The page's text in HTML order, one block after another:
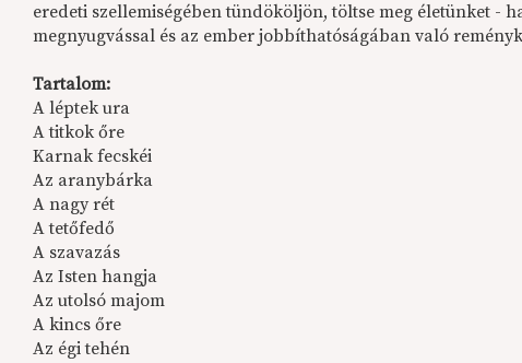
eredeti szellemiségében tündököljön, töltse meg életünket -
megnyugvással és az ember jobbíthatóságában való
Tartalom:
A léptek ura
A titkok őre
Karnak fecskéi
Az aranybárka
A nagy rét
A tetőfedő
A szavazás
Az Isten hangja
Az utolsó majom
A kincs őre
Az égi tehén